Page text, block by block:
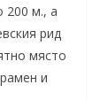
200 м., а
рид
място
и